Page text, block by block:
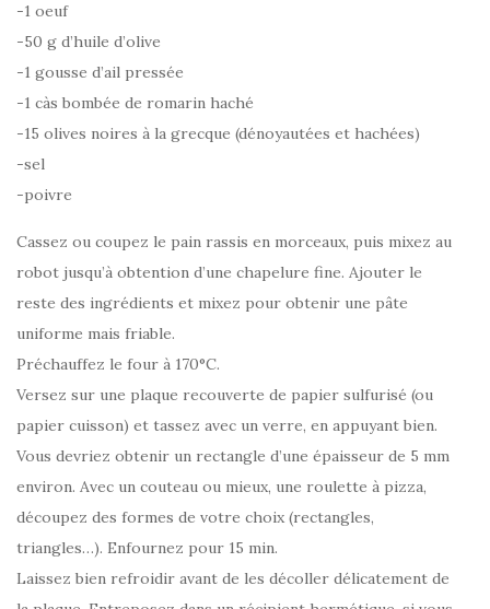
-1 oeuf
-50 g d’huile d’olive
-1 gousse d’ail pressée
-1 càs bombée de romarin haché
-15 olives noires à la grecque (dénoyautées et hachées)
-sel
-poivre
Cassez ou coupez le pain rassis en morceaux, puis mixez au
robot jusqu’à obtention d’une chapelure fine. Ajouter le
reste des ingrédients et mixez pour obtenir une pâte
uniforme mais friable.
Préchauffez le four à 170°C.
Versez sur une plaque recouverte de papier sulfurisé (ou
papier cuisson) et tassez avec un verre, en appuyant bien.
Vous devriez obtenir un rectangle d’une épaisseur de 5 mm
environ. Avec un couteau ou mieux, une roulette à pizza,
découpez des formes de votre choix (rectangles,
triangles…). Enfournez pour 15 min.
Laissez bien refroidir avant de les décoller délicatement de